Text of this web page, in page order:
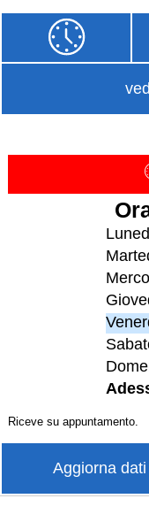
Riceve su appuntamento.
Aggiorna dati